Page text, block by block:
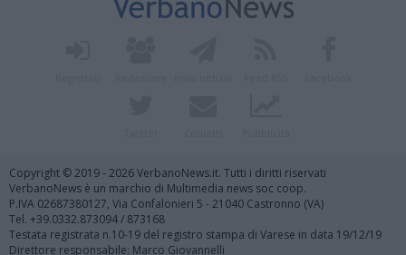
Copyright © 2019 - 2026 VerbanoNews.it. Tutti i diritti riservati
VerbanoNews è un marchio di Multimedia news soc coop.
P.IVA 02687380127, Via Confalonieri 5 - 21040 Castronno (VA)
Tel. +39.0332.873094 / 873168
Testata registrata n.10-19 del registro stampa di Varese in data 19/12/19
Direttore responsabile: Marco Giovannelli